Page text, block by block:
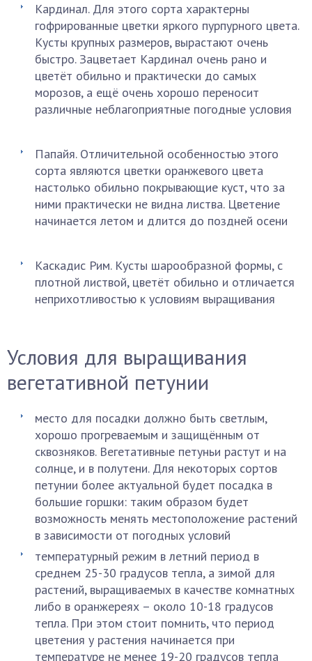
Кардинал. Для этого сорта характерны
гофрированные цветки яркого пурпурного цвета.
Кусты крупных размеров, вырастают очень
быстро. Зацветает Кардинал очень рано и
цветёт обильно и практически до самых
морозов, а ещё очень хорошо переносит
различные неблагоприятные погодные условия
Папайя. Отличительной особенностью этого
сорта являются цветки оранжевого цвета
настолько обильно покрывающие куст, что за
ними практически не видна листва. Цветение
начинается летом и длится до поздней осени
Каскадис Рим. Кусты шарообразной формы, с
плотной листвой, цветёт обильно и отличается
неприхотливостью к условиям выращивания
Условия для выращивания
вегетативной петунии
место для посадки должно быть светлым,
хорошо прогреваемым и защищённым от
сквозняков. Вегетативные петуньи растут и на
солнце, и в полутени. Для некоторых сортов
петунии более актуальной будет посадка в
большие горшки: таким образом будет
возможность менять местоположение растений
в зависимости от погодных условий
температурный режим в летний период в
среднем 25-30 градусов тепла, а зимой для
растений, выращиваемых в качестве комнатных
либо в оранжереях – около 10-18 градусов
тепла. При этом стоит помнить, что период
цветения у растения начинается при
температуре не менее 19-20 градусов тепла